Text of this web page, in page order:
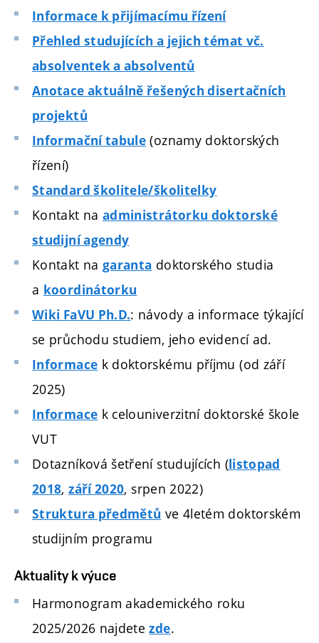
Informace k přijímacímu řízení
Přehled studujících a jejich témat vč.
absolventek a absolventů
Anotace aktuálně řešených disertačních
projektů
Informační tabule (oznamy doktorských
řízení)
Standard školitele/školitelky
Kontakt na administrátorku doktorské
studijní agendy
Kontakt na garanta doktorského studia
a koordinátorku
Wiki FaVU Ph.D.: návody a informace týkající
se průchodu studiem, jeho evidencí ad.
Informace k doktorskému příjmu (od září
2025)
Informace k celouniverzitní doktorské škole
VUT
Dotazníková šetření studujících (listopad
2018,září 2020, srpen 2022)
Struktura předmětů ve 4letém doktorském
studijním programu
Aktuality k výuce
Harmonogram akademického roku
2025/2026 najdetezde.